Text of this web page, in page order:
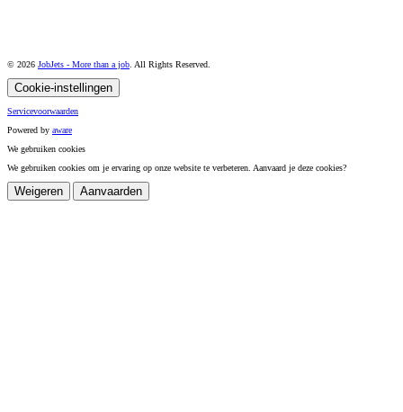
© 2026 JobJets - More than a job . All Rights Reserved.
Cookie-instellingen
Servicevoorwaarden
Powered by aware
We gebruiken cookies
We gebruiken cookies om je ervaring op onze website te verbeteren. Aanvaard je deze cookies?
Weigeren Aanvaarden